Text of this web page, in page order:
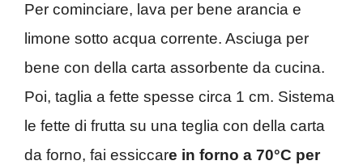
Per cominciare, lava per bene arancia e
limone sotto acqua corrente. Asciuga per
bene con della carta assorbente da cucina.
Poi, taglia a fette spesse circa 1 cm. Sistema
le fette di frutta su una teglia con della carta
da forno, fai essiccare in forno a 70°C per